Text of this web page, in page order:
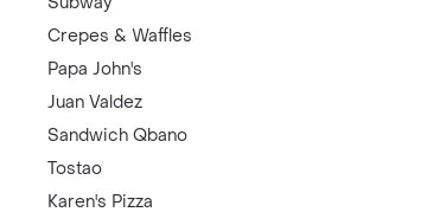
Crepes & Waffles
Papa John's
Juan Valdez
Sandwich Qbano
Tostao
Karen's Pizza